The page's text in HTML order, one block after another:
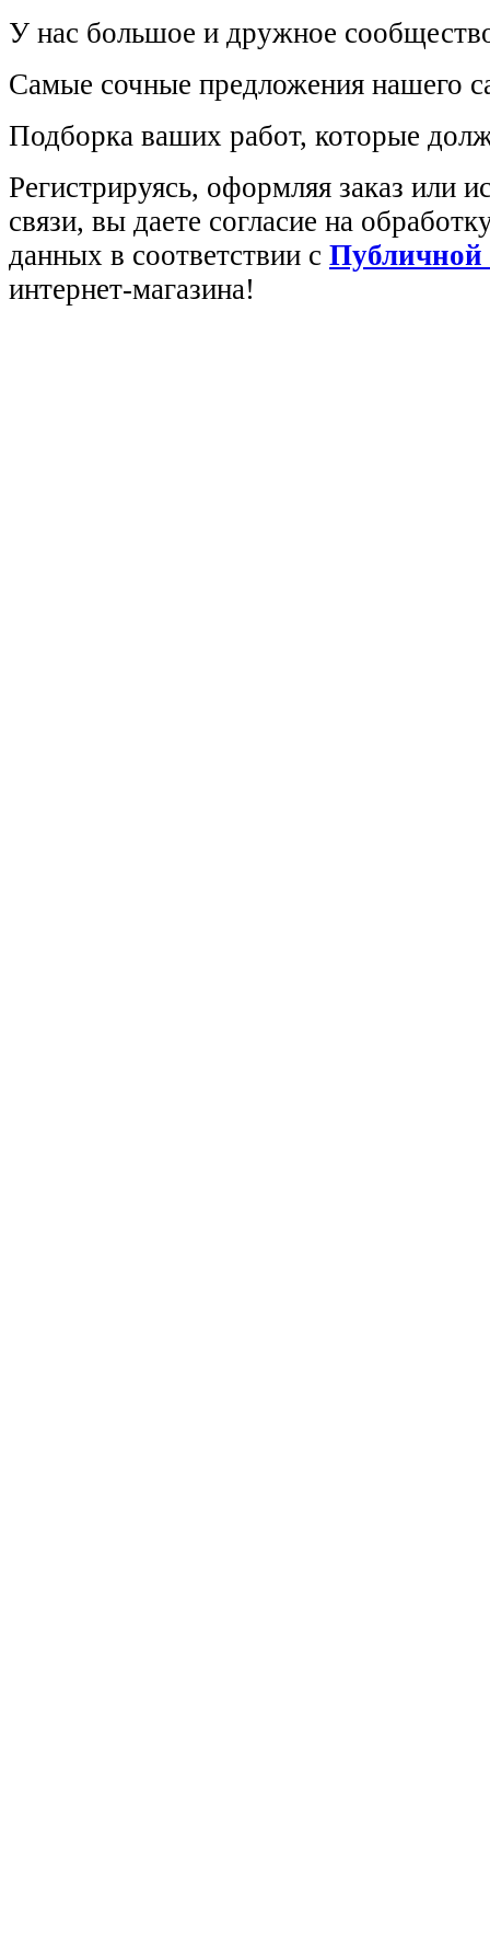
У нас большое и дружное
Самые сочные предложения нашего
Подборка ваших работ, которые
Регистрируясь, оформляя заказ или
связи, вы даете согласие на
данных в соответствии с Публичной
интернет-магазина!